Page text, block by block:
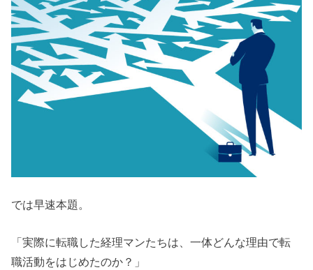
では早速本題。
「実際に転職した経理マンたちは、一体どんな理由で転
職活動をはじめたのか？」